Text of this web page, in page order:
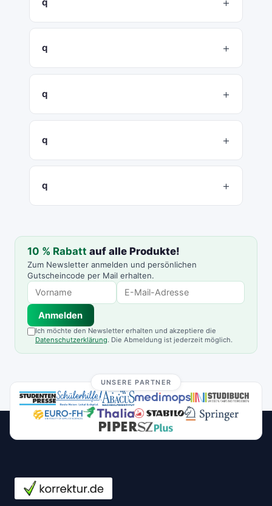
q
q
q
q
10 % Rabatt auf alle Produkte!
Zum Newsletter anmelden und persönlichen
Gutscheincode per Mail erhalten.
Anmelden
Ich möchte den Newsletter erhalten und akzeptiere die
Datenschutzerklärung. Die Abmeldung ist jederzeit möglich.
UNSERE PARTNER